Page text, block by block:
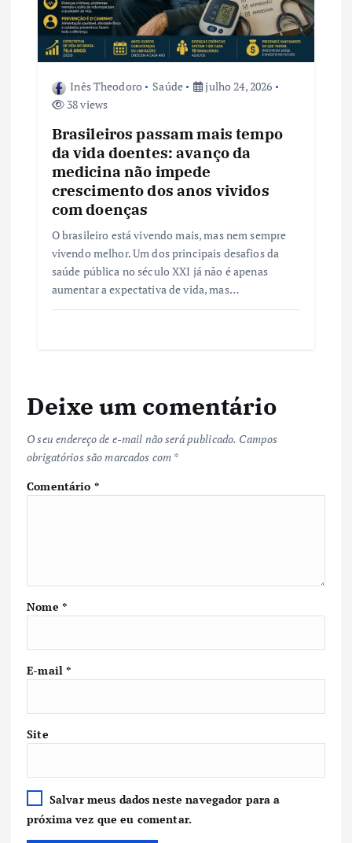
Inês Theodoro Saúde
julho 24, 2026
38 views
Brasileiros passam mais tempo
da vida doentes: avanço da
medicina não impede
crescimento dos anos vividos
com doenças
O brasileiro está vivendo mais, mas nem sempre
vivendo melhor. Um dos principais desafios da
saúde pública no século XXI já não é apenas
aumentar a expectativa de vida, mas…
Deixe um comentário
O seu endereço de e-mail não será publicado. Campos
obrigatórios são marcados com *
Comentário *
Nome *
E-mail*
Site
Salvar meus dados neste navegador para a
próxima vez que eu comentar.